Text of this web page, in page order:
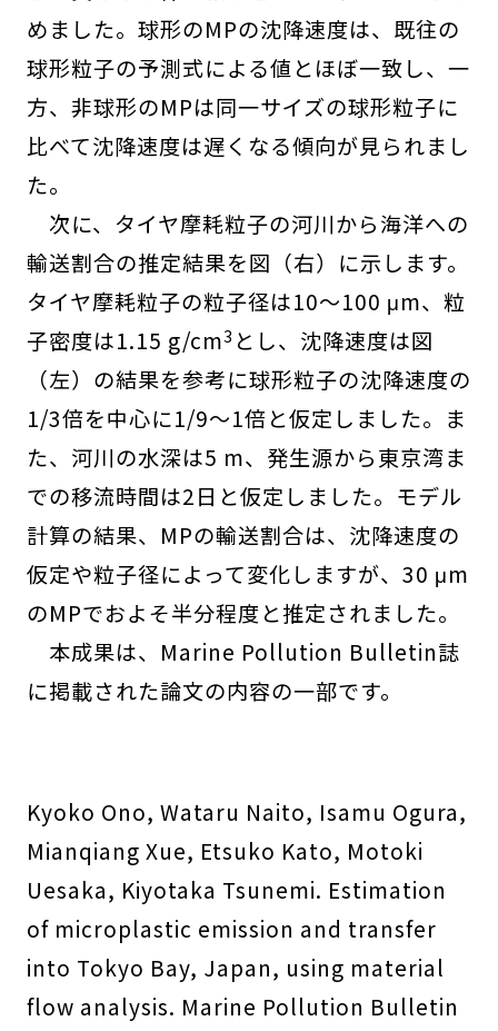
めました。球形のMPの沈降速度は、既往の
球形粒子の予測式による値とほぼ一致し、一
方、非球形のMPは同一サイズの球形粒子に
比べて沈降速度は遅くなる傾向が見られまし
た。
次に、タイヤ摩耗粒子の河川から海洋への
輸送割合の推定結果を図（右）に示します。
タイヤ摩耗粒子の粒子径は10～100 μm、粒
子密度は1.15 g/cm3 とし、沈降速度は図
（左）の結果を参考に球形粒子の沈降速度の
1/3倍を中心に1/9～1倍と仮定しました。ま
た、河川の水深は5 m、発生源から東京湾ま
での移流時間は2日と仮定しました。モデル
計算の結果、MPの輸送割合は、沈降速度の
仮定や粒子径によって変化しますが、30 μm
のMPでおよそ半分程度と推定されました。
本成果は、Marine Pollution Bulletin誌
に掲載された論文の内容の一部です。
Kyoko Ono, Wataru Naito, Isamu Ogura,
Mianqiang Xue, Etsuko Kato, Motoki
Uesaka, Kiyotaka Tsunemi. Estimation
of microplastic emission and transfer
into Tokyo Bay, Japan, using material
flow analysis. Marine Pollution Bulletin